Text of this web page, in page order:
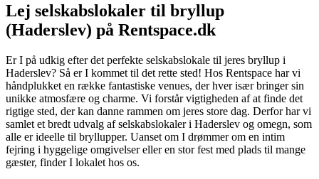
Lej selskabslokaler til bryllup
(Haderslev) på Rentspace.dk
Er I på udkig efter det perfekte selskabslokale til jeres bryllup i
Haderslev? Så er I kommet til det rette sted! Hos Rentspace har vi
håndplukket en række fantastiske venues, der hver især bringer sin
unikke atmosfære og charme. Vi forstår vigtigheden af at finde det
rigtige sted, der kan danne rammen om jeres store dag. Derfor har vi
samlet et bredt udvalg af selskabslokaler i Haderslev og omegn, som
alle er ideelle til bryllupper. Uanset om I drømmer om en intim
fejring i hyggelige omgivelser eller en stor fest med plads til mange
gæster, finder I lokalet hos os.